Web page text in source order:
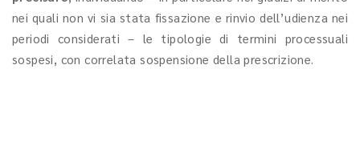
nei quali non vi sia stata fissazione e rinvio dell’udienza nei
periodi considerati – le tipologie di termini processuali
sospesi, con correlata sospensione della prescrizione.